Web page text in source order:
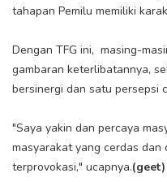
tahapan Pemilu memiliki
Dengan TFG ini, masing-
gambaran keterlibatannya,
bersinergi dan satu persepsi
"Saya yakin dan percaya
masyarakat yang cerdas dan
terprovokasi," ucapnya.(geet)